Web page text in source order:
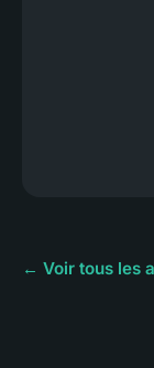
← Voir tous les